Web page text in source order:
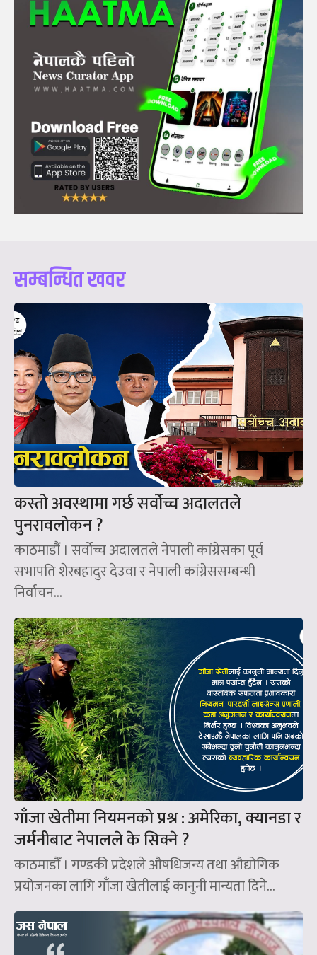
सम्बन्धित खवर
कस्तो अवस्थामा गर्छ सर्वोच्च अदालतले
पुनरावलोकन ?
काठमाडौं । सर्वोच्च अदालतले नेपाली कांग्रेसका पूर्व
सभापति शेरबहादुर देउवा र नेपाली कांग्रेससम्बन्धी
निर्वाचन...
गाँजा खेतीमा नियमनको प्रश्न : अमेरिका, क्यानडा र
जर्मनीबाट नेपालले के सिक्ने ?
काठमाडौँ । गण्डकी प्रदेशले औषधिजन्य तथा औद्योगिक
प्रयोजनका लागि गाँजा खेतीलाई कानुनी मान्यता दिने...